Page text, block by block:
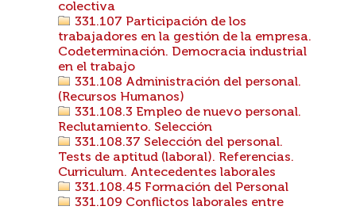
colectiva
331.107 Participación de los
trabajadores en la gestión de la empresa.
Codeterminación. Democracia industrial
en el trabajo
331.108 Administración del personal.
(Recursos Humanos)
331.108.3 Empleo de nuevo personal.
Reclutamiento. Selección
331.108.37 Selección del personal.
Tests de aptitud (laboral). Referencias.
Curriculum. Antecedentes laborales
331.108.45 Formación del Personal
331.109 Conflictos laborales entre